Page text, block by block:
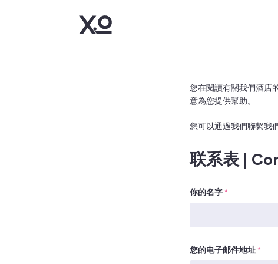
您在閱讀有關我們酒店
意為您提供幫助。
您可以通過我們聯繫我
联系表 |
你的名字*
您的电子邮件地址*